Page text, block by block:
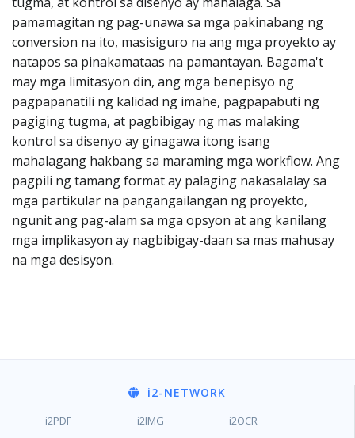
pamamagitan ng pag-unawa sa mga pakinabang ng
conversion na ito, masisiguro na ang mga proyekto ay
natapos sa pinakamataas na pamantayan. Bagama't
may mga limitasyon din, ang mga benepisyo ng
pagpapanatili ng kalidad ng imahe, pagpapabuti ng
pagiging tugma, at pagbibigay ng mas malaking
kontrol sa disenyo ay ginagawa itong isang
mahalagang hakbang sa maraming mga workflow. Ang
pagpili ng tamang format ay palaging nakasalalay sa
mga partikular na pangangailangan ng proyekto,
ngunit ang pag-alam sa mga opsyon at ang kanilang
mga implikasyon ay nagbibigay-daan sa mas mahusay
na mga desisyon.
i2-NETWORK
i2PDF i2IMG
i2OCR